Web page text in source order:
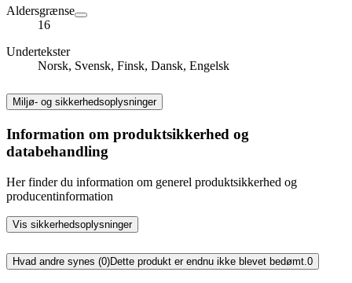
Aldersgrænse
16
Undertekster
Norsk, Svensk, Finsk, Dansk, Engelsk
Miljø- og sikkerhedsoplysninger
Information om produktsikkerhed og
databehandling
Her finder du information om generel produktsikkerhed og
producentinformation
Vis sikkerhedsoplysninger
Hvad andre synes (0)Dette produkt er endnu ikke blevet bedømt. 0